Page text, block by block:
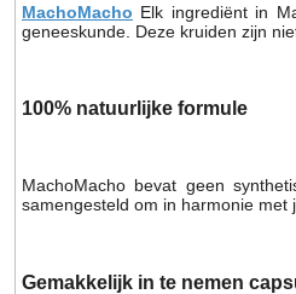
MachoMacho Elk ingrediënt in
geneeskunde. Deze kruiden zijn
100% natuurlijke formule
MachoMacho bevat geen
samengesteld om in harmonie met
Gemakkelijk in te nemen